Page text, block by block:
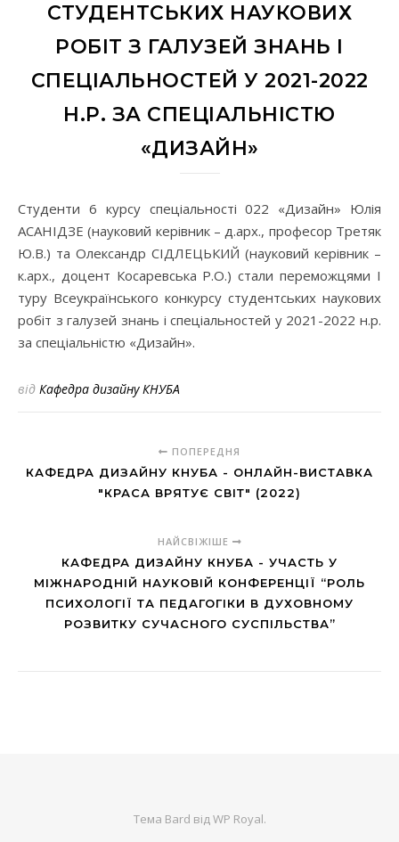
СТУДЕНТСЬКИХ НАУКОВИХ
РОБІТ З ГАЛУЗЕЙ ЗНАНЬ І
СПЕЦІАЛЬНОСТЕЙ У 2021-2022
Н.Р. ЗА СПЕЦІАЛЬНІСТЮ
«ДИЗАЙН»
Студенти 6 курсу спеціальності 022 «Дизайн» Юлія
АСАНІДЗЕ (науковий керівник – д.арх., професор Третяк
Ю.В.) та Олександр СІДЛЕЦЬКИЙ (науковий керівник –
к.арх., доцент Косаревська Р.О.) стали переможцями І
туру Всеукраїнського конкурсу студентських наукових
робіт з галузей знань і спеціальностей у 2021-2022 н.р.
за спеціальністю «Дизайн».
від Кафедра дизайну КНУБА
ПОПЕРЕДНЯ
КАФЕДРА ДИЗАЙНУ КНУБА - ОНЛАЙН-ВИСТАВКА
"КРАСА ВРЯТУЄ СВІТ" (2022)
НАЙСВІЖІШЕ
КАФЕДРА ДИЗАЙНУ КНУБА - УЧАСТЬ У
МІЖНАРОДНІЙ НАУКОВІЙ КОНФЕРЕНЦІЇ “РОЛЬ
ПСИХОЛОГІЇ ТА ПЕДАГОГІКИ В ДУХОВНОМУ
РОЗВИТКУ СУЧАСНОГО СУСПІЛЬСТВА”
Тема Bard відWP Royal.